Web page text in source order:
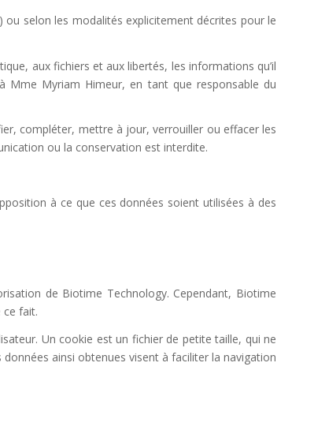
selon les modalités explicitement décrites pour le
aux fichiers et aux libertés, les informations qu’il
Mme Myriam Himeur, en tant que responsable du
compléter, mettre à jour, verrouiller ou effacer les
ou la conservation est interdite.
à ce que ces données soient utilisées à des
de Biotime Technology. Cependant, Biotime
ce fait.
Un cookie est un fichier de petite taille, qui ne
ainsi obtenues visent à faciliter la navigation